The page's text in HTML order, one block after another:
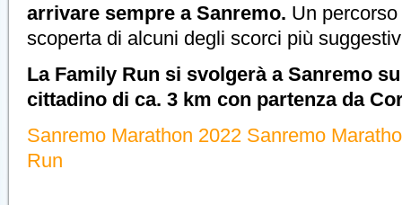
arrivare sempre a Sanremo. Un
scoperta di alcuni degli scorci più
La Family Run si svolgerà a Sanremo
cittadino di ca. 3 km con partenza da
Sanremo Marathon 2022 Sanremo
Run